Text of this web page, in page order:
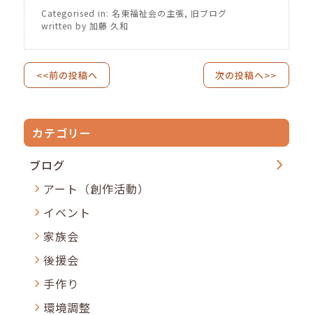
Categorised in:名東福祉会の主張, 旧ブログ
written by 加藤 久和
<<前の投稿へ 次の投稿へ>>
カテゴリー
ブログ
アート（創作活動）
イベント
家族会
後援会
手作り
環境調整